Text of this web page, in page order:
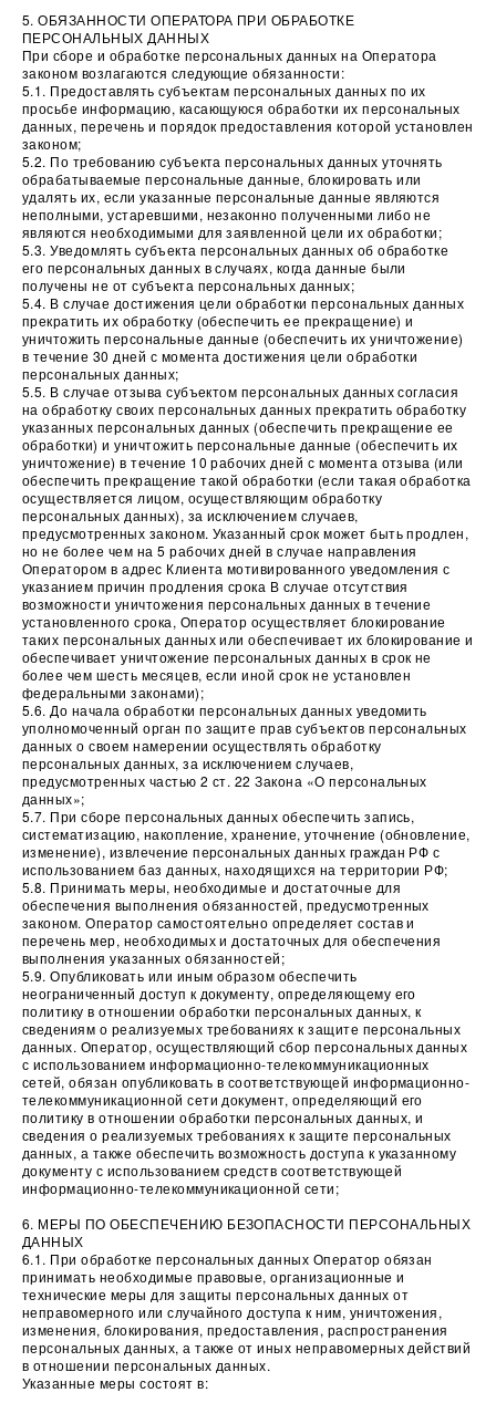
5. ОБЯЗАННОСТИ ОПЕРАТОРА ПРИ ОБРАБОТКЕ
ПЕРСОНАЛЬНЫХ ДАННЫХ
При сборе и обработке персональных данных на Оператора
законом возлагаются следующие обязанности:
5.1. Предоставлять субъектам персональных данных по их
просьбе информацию, касающуюся обработки их персональных
данных, перечень и порядок предоставления которой установлен
законом;
5.2. По требованию субъекта персональных данных уточнять
обрабатываемые персональные данные, блокировать или
удалять их, если указанные персональные данные являются
неполными, устаревшими, незаконно полученными либо не
являются необходимыми для заявленной цели их обработки;
5.3. Уведомлять субъекта персональных данных об обработке
его персональных данных в случаях, когда данные были
получены не от субъекта персональных данных;
5.4. В случае достижения цели обработки персональных данных
прекратить их обработку (обеспечить ее прекращение) и
уничтожить персональные данные (обеспечить их уничтожение)
в течение 30 дней с момента достижения цели обработки
персональных данных;
5.5. В случае отзыва субъектом персональных данных согласия
на обработку своих персональных данных прекратить обработку
указанных персональных данных (обеспечить прекращение ее
обработки) и уничтожить персональные данные (обеспечить их
уничтожение) в течение 10 рабочих дней с момента отзыва (или
обеспечить прекращение такой обработки (если такая обработка
осуществляется лицом, осуществляющим обработку
персональных данных), за исключением случаев,
предусмотренных законом. Указанный срок может быть продлен,
но не более чем на 5 рабочих дней в случае направления
Оператором в адрес Клиента мотивированного уведомления с
указанием причин продления срока В случае отсутствия
возможности уничтожения персональных данных в течение
установленного срока, Оператор осуществляет блокирование
таких персональных данных или обеспечивает их блокирование и
обеспечивает уничтожение персональных данных в срок не
более чем шесть месяцев, если иной срок не установлен
федеральными законами);
5.6. До начала обработки персональных данных уведомить
уполномоченный орган по защите прав субъектов персональных
данных о своем намерении осуществлять обработку
персональных данных, за исключением случаев,
предусмотренных частью 2 ст. 22 Закона «О персональных
данных»;
5.7. При сборе персональных данных обеспечить запись,
систематизацию, накопление, хранение, уточнение (обновление,
изменение), извлечение персональных данных граждан РФ с
использованием баз данных, находящихся на территории РФ;
5.8. Принимать меры, необходимые и достаточные для
обеспечения выполнения обязанностей, предусмотренных
законом. Оператор самостоятельно определяет состав и
перечень мер, необходимых и достаточных для обеспечения
выполнения указанных обязанностей;
5.9. Опубликовать или иным образом обеспечить
неограниченный доступ к документу, определяющему его
политику в отношении обработки персональных данных, к
сведениям о реализуемых требованиях к защите персональных
данных. Оператор, осуществляющий сбор персональных данных
с использованием информационно-телекоммуникационных
сетей, обязан опубликовать в соответствующей информационно-
телекоммуникационной сети документ, определяющий его
политику в отношении обработки персональных данных, и
сведения о реализуемых требованиях к защите персональных
данных, а также обеспечить возможность доступа к указанному
документу с использованием средств соответствующей
информационно-телекоммуникационной сети;
6. МЕРЫ ПО ОБЕСПЕЧЕНИЮ БЕЗОПАСНОСТИ ПЕРСОНАЛЬНЫХ
ДАННЫХ
6.1. При обработке персональных данных Оператор обязан
принимать необходимые правовые, организационные и
технические меры для защиты персональных данных от
неправомерного или случайного доступа к ним, уничтожения,
изменения, блокирования, предоставления, распространения
персональных данных, а также от иных неправомерных действий
в отношении персональных данных.
Указанные меры состоят в: